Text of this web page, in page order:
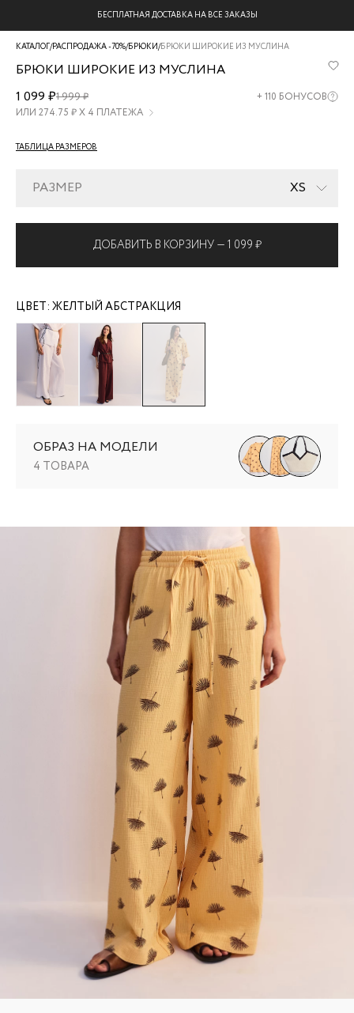
БЕСПЛАТНАЯ ДОСТАВКА НА ВСЕ ЗАКАЗЫ
КАТАЛОГ/РАСПРОДАЖА -70%/БРЮКИ/БРЮКИ ШИРОКИЕ ИЗ МУСЛИНА
БРЮКИ ШИРОКИЕ ИЗ МУСЛИНА
ZR2606012102-
213
1 099 ₽1 999 ₽ +110 БОНУСОВ
ИЛИ 274.75 ₽ Х 4 ПЛАТЕЖА
ТАБЛИЦА РАЗМЕРОВ
РАЗМЕР XS
ДОБАВИТЬ В КОРЗИНУ — 1 099 ₽
ЦВЕТ: ЖЕЛТЫЙ АБСТРАКЦИЯ
ОБРАЗ НА МОДЕЛИ
4 ТОВАРА